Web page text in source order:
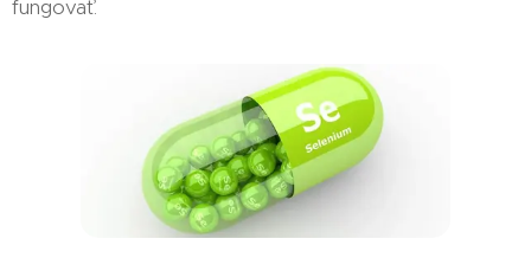
fungovať.